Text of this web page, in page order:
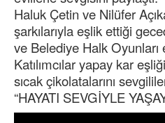
Haluk Çetin ve Nilüfer
şarkılarıyla eşlik ettiği
ve Belediye Halk
Katılımcılar yapay kar
sıcak çikolatalarını
“HAYATI SEVGİYLE